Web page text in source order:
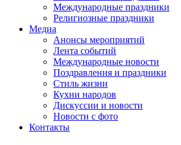
Международные праздники
Религиозные праздники
Медиа
Анонсы мероприятий
Лента событий
Международные новости
Поздравления и праздники
Cтиль жизни
Кухни народов
Дискуссии и новости
Новости с фото
Контакты